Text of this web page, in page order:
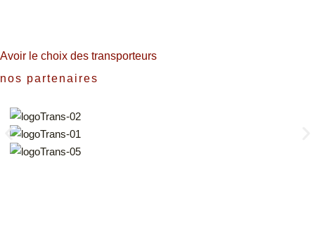
Avoir le choix des transporteurs
nos partenaires